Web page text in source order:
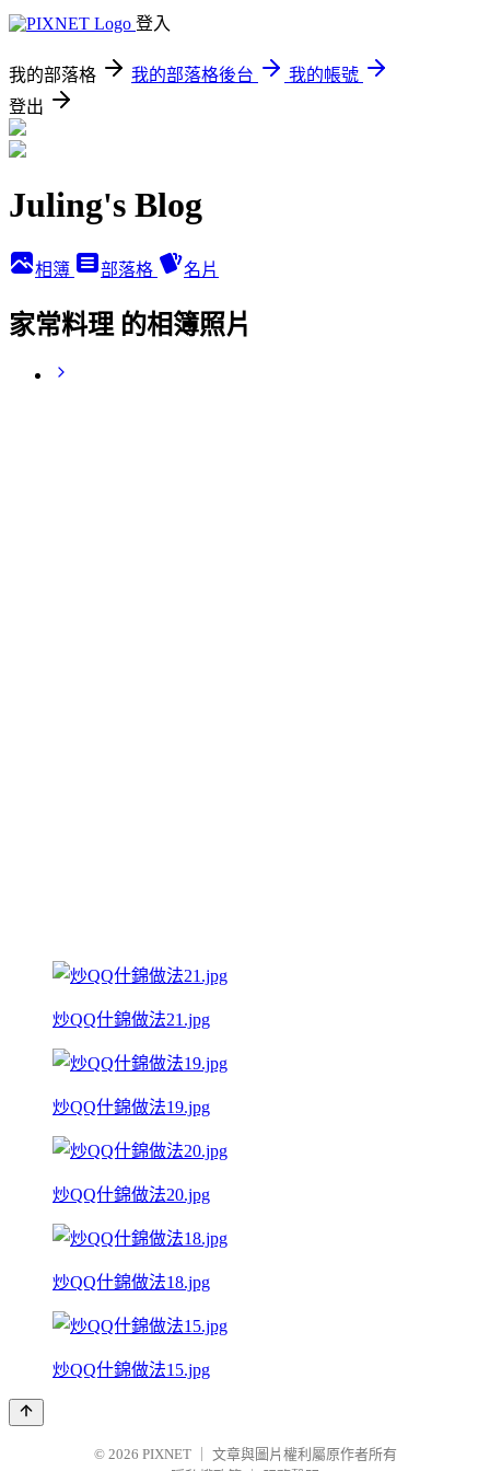
登入
我的部落格 我的部落格後台
我的帳號
登出
Juling's Blog
相簿 部落格 名片
家常料理 的相簿照片
炒QQ什錦做法21.jpg
炒QQ什錦做法19.jpg
炒QQ什錦做法20.jpg
炒QQ什錦做法18.jpg
炒QQ什錦做法15.jpg
© 2026 PIXNET
文章與圖片權利屬原作者所有